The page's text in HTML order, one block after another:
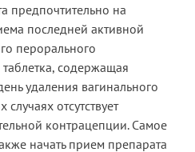
предпочтительно на
последней активной
перорального
содержащая
удаления вагинального
отсутствует
контрацепции. Самое
начать прием препарата